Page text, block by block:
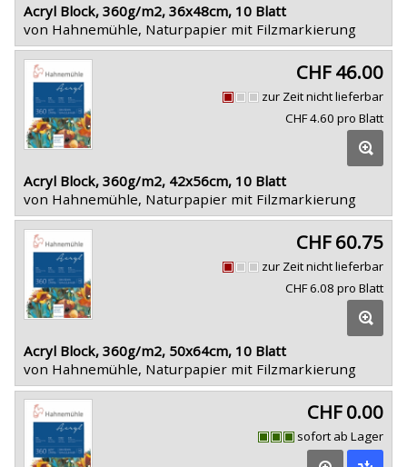
Acryl Block, 360g/m2, 36x48cm, 10 Blatt
von Hahnemühle, Naturpapier mit Filzmarkierung
CHF 46.00
zur Zeit nicht lieferbar
CHF 4.60 pro Blatt
Acryl Block, 360g/m2, 42x56cm, 10 Blatt
von Hahnemühle, Naturpapier mit Filzmarkierung
CHF 60.75
zur Zeit nicht lieferbar
CHF 6.08 pro Blatt
Acryl Block, 360g/m2, 50x64cm, 10 Blatt
von Hahnemühle, Naturpapier mit Filzmarkierung
CHF 0.00
sofort ab Lager